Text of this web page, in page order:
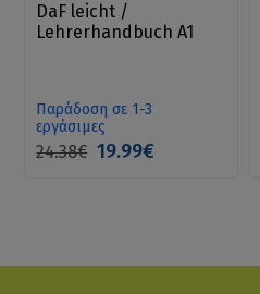
DaF leicht /
Lehrerhandbuch A1
Παράδοση σε 1-3
εργάσιμες
24.38€ 19.99€